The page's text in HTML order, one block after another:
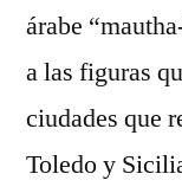
árabe
a las figuras
ciudades que
Toledo y